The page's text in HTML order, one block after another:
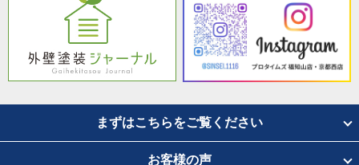
まずはこちらをご覧ください
お客様の声